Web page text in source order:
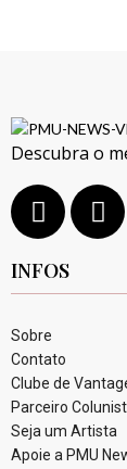
Descubra o
INFOS
Sobre
Contato
Clube de
Parceiro
Seja um Artista
Apoie a PMU